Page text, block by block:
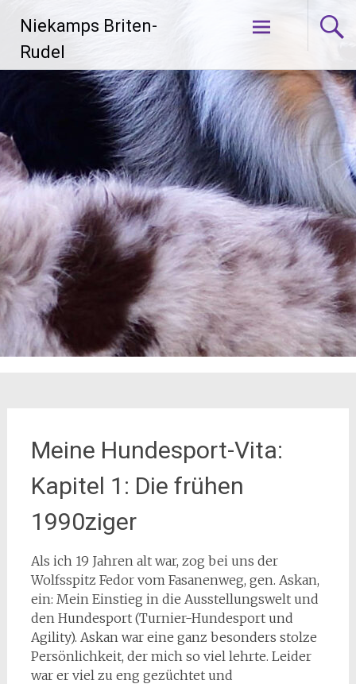
Inhalt
springen
Niekamps Briten-
Rudel
Meine Hundesport-Vita:
Kapitel 1: Die frühen
1990ziger
Als ich 19 Jahren alt war, zog bei uns der
Wolfsspitz Fedor vom Fasanenweg, gen. Askan,
ein: Mein Einstieg in die Ausstellungswelt und
den Hundesport (Turnier-Hundesport und
Agility). Askan war eine ganz besonders stolze
Persönlichkeit, der mich so viel lehrte. Leider
war er viel zu eng gezüchtet und